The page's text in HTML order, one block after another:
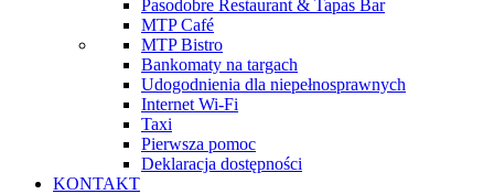
Pasodobre Restaurant & Tapas Bar
MTP Café
MTP Bistro
Bankomaty na targach
Udogodnienia dla niepełnosprawnych
Internet Wi-Fi
Taxi
Pierwsza pomoc
Deklaracja dostępności
KONTAKT